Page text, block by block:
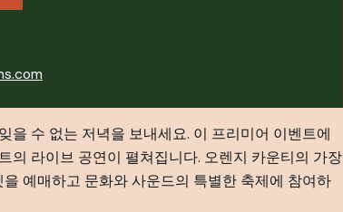
을 수 없는 저녁을 보내세요. 이 프리미어 이벤트에
의 라이브 공연이 펼쳐집니다. 오렌지 카운티의 가장
예매하고 문화와 사운드의 특별한 축제에 참여하